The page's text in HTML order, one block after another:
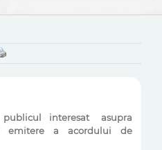
publicul interesat
asupra
emitere a acordului
de